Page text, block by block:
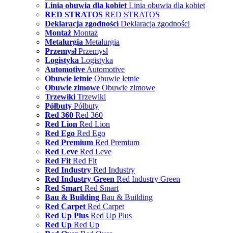
Linia obuwia dla kobiet Linia obuwia dla kobiet
RED STRATOS RED STRATOS
Deklaracja zgodności Deklaracja zgodności
Montaż Montaż
Metalurgia Metalurgia
Przemysł Przemysł
Logistyka Logistyka
Automotive Automotive
Obuwie letnie Obuwie letnie
Obuwie zimowe Obuwie zimowe
Trzewiki Trzewiki
Półbuty Półbuty
Red 360 Red 360
Red Lion Red Lion
Red Ego Red Ego
Red Premium Red Premium
Red Leve Red Leve
Red Fit Red Fit
Red Industry Red Industry
Red Industry Green Red Industry Green
Red Smart Red Smart
Bau & Building Bau & Building
Red Carpet Red Carpet
Red Up Plus Red Up Plus
Red Up Red Up